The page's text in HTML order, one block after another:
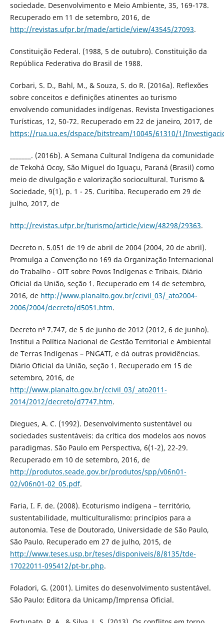
sociedade. Desenvolvimento e Meio Ambiente, 35, 169-178.
Recuperado em 11 de setembro, 2016, de
http://revistas.ufpr.br/made/article/view/43545/27093.
Constituição Federal. (1988, 5 de outubro). Constituição da
República Federativa do Brasil de 1988.
Corbari, S. D., Bahl, M., & Souza, S. do R. (2016a). Reflexões
sobre conceitos e definições atinentes ao turismo
envolvendo comunidades indígenas. Revista Investigaciones
Turísticas, 12, 50-72. Recuperado em 22 de janeiro, 2017, de
https://rua.ua.es/dspace/bitstream/10045/61310/1/
_______. (2016b). A Semana Cultural Indígena da comunidade
de Tekohá Ocoy, São Miguel do Iguaçu, Paraná (Brasil) como
meio de divulgação e valorização sociocultural. Turismo &
Sociedade, 9(1), p. 1 - 25. Curitiba. Recuperado em 29 de
julho, 2017, de
http://revistas.ufpr.br/turismo/article/view/48298/29363.
Decreto n. 5.051 de 19 de abril de 2004 (2004, 20 de abril).
Promulga a Convenção no 169 da Organização Internacional
do Trabalho - OIT sobre Povos Indígenas e Tribais. Diário
Oficial da União, seção 1. Recuperado em 14 de setembro,
2016, de http://www.planalto.gov.br/ccivil_03/_ato2004-
2006/2004/decreto/d5051.htm.
Decreto nº 7.747, de 5 de junho de 2012 (2012, 6 de junho).
Institui a Política Nacional de Gestão Territorial e Ambiental
de Terras Indígenas – PNGATI, e dá outras providências.
Diário Oficial da União, seção 1. Recuperado em 15 de
setembro, 2016, de
http://www.planalto.gov.br/ccivil_03/_ato2011-
2014/2012/decreto/d7747.htm.
Diegues, A. C. (1992). Desenvolvimento sustentável ou
sociedades sustentáveis: da crítica dos modelos aos novos
paradigmas. São Paulo em Perspectiva, 6(1-2), 22-29.
Recuperado em 10 de setembro, 2016, de
http://produtos.seade.gov.br/produtos/spp/v06n01-
02/v06n01-02_05.pdf.
Faria, I. F. de. (2008). Ecoturismo indígena – território,
sustentabilidade, multiculturalismo: princípios para a
autonomia. Tese de Doutorado, Universidade de São Paulo,
São Paulo. Recuperado em 27 de julho, 2015, de
http://www.teses.usp.br/teses/disponiveis/8/8135/tde-
17022011-095412/pt-br.php.
Foladori, G. (2001). Limites do desenvolvimento sustentável.
São Paulo: Editora da Unicamp/Imprensa Oficial.